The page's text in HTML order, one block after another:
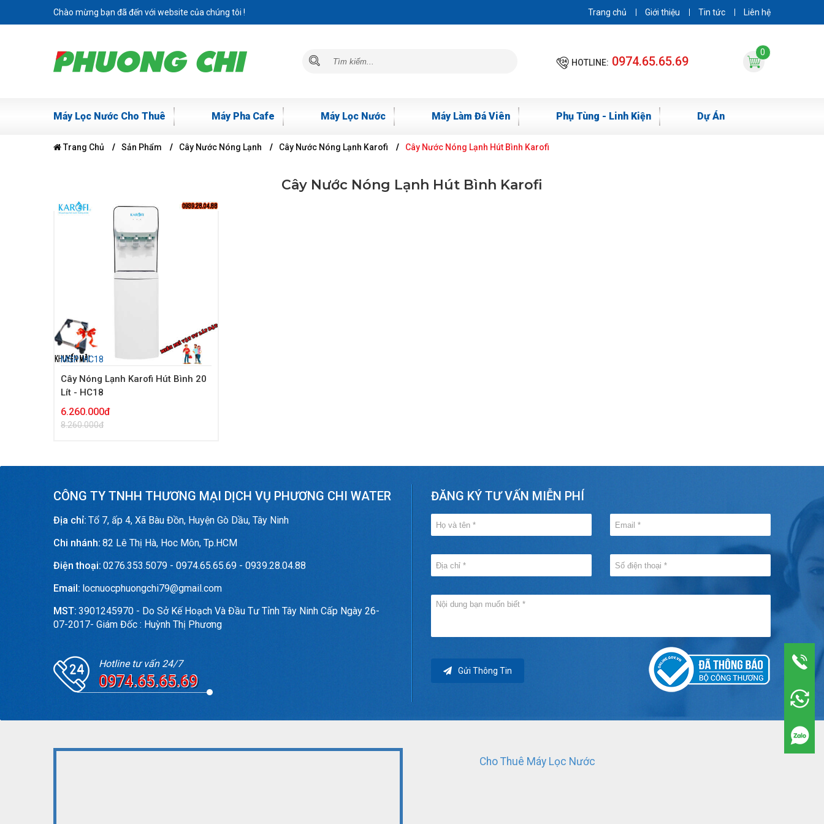
Chào mừng bạn đã đến với website của chúng tôi ! Trang chủ Giới thiệu Tin tức Liên hệ
HOTLINE: 0974.65.65.69
0
Máy Lọc Nước Cho Thuê Máy Pha Cafe Máy Lọc Nước Máy Làm Đá Viên Phụ Tùng - Linh Kiện Dự Án
Trang Chủ Sản Phẩm Cây Nước Nóng Lạnh Cây Nước Nóng Lạnh Karofi Cây Nước Nóng Lạnh Hút Bình Karofi
Cây Nước Nóng Lạnh Hút Bình Karofi
MSP: HC18
Cây Nóng Lạnh Karofi Hút Bình 20
Lít - HC18
6.260.000đ
8.260.000đ
CÔNG TY TNHH THƯƠNG MẠI DỊCH VỤ PHƯƠNG CHI WATER
Địa chỉ: Tổ 7, ấp 4, Xã Bàu Đồn, Huyện Gò Dầu, Tây Ninh
Chi nhánh: 82 Lê Thị Hà, Hoc Môn, Tp.HCM
Điện thoại: 0276.353.5079 - 0974.65.65.69 - 0939.28.04.88
Email: locnuocphuongchi79@gmail.com
MST: 3901245970 - Do Sở Kế Hoạch Và Đầu Tư Tỉnh Tây Ninh Cấp Ngày 26-
07-2017- Giám Đốc : Huỳnh Thị Phương
Hotline tư vấn 24/7
0974.65.65.69
ĐĂNG KÝ TƯ VẤN MIỄN PHÍ
Gửi Thông Tin
Cho Thuê Máy Lọc Nước